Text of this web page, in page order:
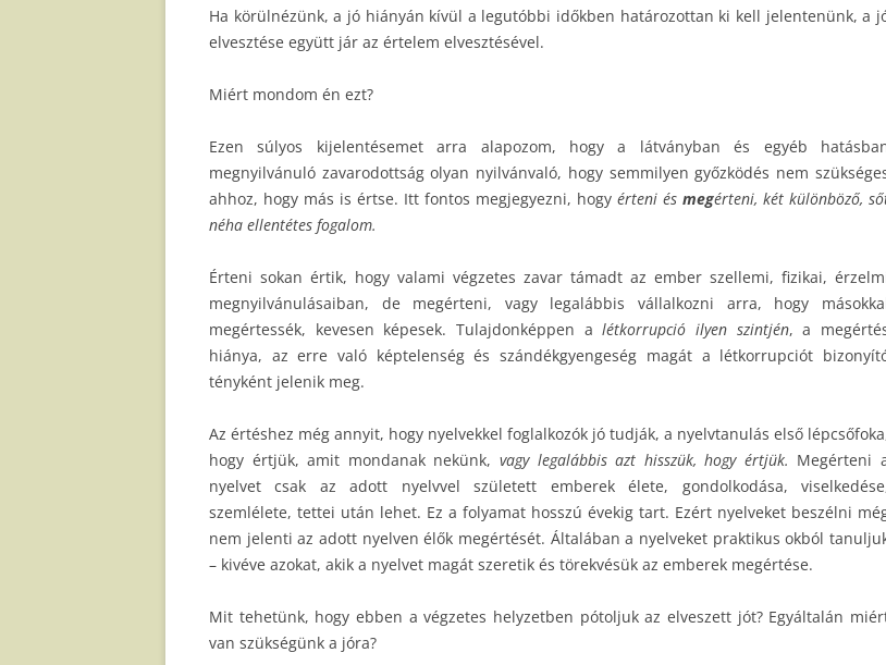
Ha körülnézünk, a jó hiányán kívül a legutóbbi időkben határozottan ki kell jelentenünk, a
elvesztése együtt jár az értelem elvesztésével.
Miért mondom én ezt?
Ezen súlyos kijelentésemet arra alapozom, hogy a látványban és egyéb
megnyilvánuló zavarodottság olyan nyilvánvaló, hogy semmilyen győzködés nem
ahhoz, hogy más is értse. Itt fontos megjegyezni, hogy érteni és megérteni, két különböző,
néha ellentétes fogalom.
Érteni sokan értik, hogy valami végzetes zavar támadt az ember szellemi, fizikai,
megnyilvánulásaiban, de megérteni, vagy legalábbis vállalkozni arra, hogy
megértessék, kevesen képesek. Tulajdonképpen alétkorrupció ilyen szintjén, a
hiánya, az erre való képtelenség és szándékgyengeség magát a létkorrupciót
tényként jelenik meg.
Az értéshez még annyit, hogy nyelvekkel foglalkozók jó tudják, a nyelvtanulás első
hogy értjük, amit mondanak nekünk, vagy legalábbis azt hisszük, hogy értjük. Megérteni
nyelvet csak az adott nyelvvel született emberek élete, gondolkodása,
szemlélete, tettei után lehet. Ez a folyamat hosszú évekig tart. Ezért nyelveket beszélni
nem jelenti az adott nyelven élők megértését. Általában a nyelveket praktikus okból
– kivéve azokat, akik a nyelvet magát szeretik és törekvésük az emberek megértése.
Mit tehetünk, hogy ebben a végzetes helyzetben pótoljuk az elveszett jót? Egyáltalán
van szükségünk a jóra?